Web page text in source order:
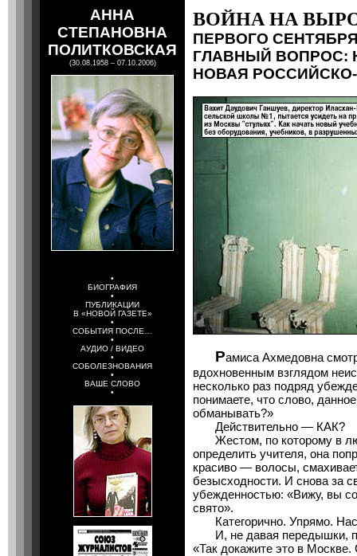
АННА
СТЕПАНОВНА
ПОЛИТКОВСКАЯ
(30.08.1958 – 07.10.2006)
•
БИОГРАФИЯ
•
ПУБЛИКАЦИИ
В «НОВОЙ ГАЗЕТЕ»
•
СОБЫТИЯ ПОСЛЕ…
•
АУДИО / ВИДЕО
•
СОБОЛЕЗНОВАНИЯ
•
ВАШЕ СЛОВО
•
ВОЙНА НА
ПЕРВОГО
ГЛАВНЫЙ ВОПРОС:
НОВАЯ
Рамиса Ахмедовна
вдохновенным взглядом
несколько раз подряд
понимаете, что слово,
обманывать?»
Действительно — КАК?
Жестом, по которому в
определить учителя, она
красиво — волосы,
безысходности. И снова за
убежденностью: «Вижу, вы
свято».
Категорично. Упрямо.
И, не давая передышки,
«Так докажите это в